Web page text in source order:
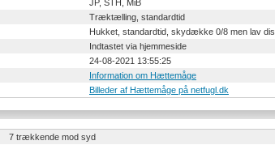
JP, STH, MiB
Træktælling, standardtid
Hukket, standardtid, skydække 0/8 men lav dis
Indtastet via hjemmeside
24-08-2021 13:55:25
Information om Hættemåge
Billeder af Hættemåge på netfugl.dk
7 trækkende mod syd